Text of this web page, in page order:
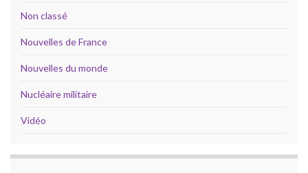
Non classé
Nouvelles de France
Nouvelles du monde
Nucléaire militaire
Vidéo